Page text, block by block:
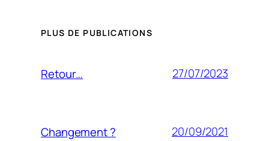
PLUS DE PUBLICATIONS
Retour… 27/07/2023
Changement ? 20/09/2021